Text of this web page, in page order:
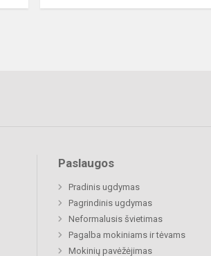
Paslaugos
Pradinis ugdymas
Pagrindinis ugdymas
Neformalusis švietimas
Pagalba mokiniams ir tėvams
Mokinių pavėžėjimas